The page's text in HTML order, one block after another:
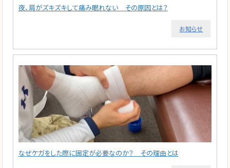
夜、肩がズキズキして痛み眠れない その原因とは？
お知らせ
なぜケガをした際に固定が必要なのか？ その理由とは